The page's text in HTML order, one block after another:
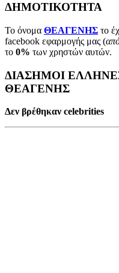
ΔΗΜΟΤΙΚΟΤΗΤΑ
Το όνομα ΘΕΑΓΕΝΗΣ το
facebook εφαρμογής μας (
το 0% των χρηστών αυτών.
ΔΙΑΣΗΜΟΙ
ΘΕΑΓΕΝΗΣ
Δεν βρέθηκαν celebrities